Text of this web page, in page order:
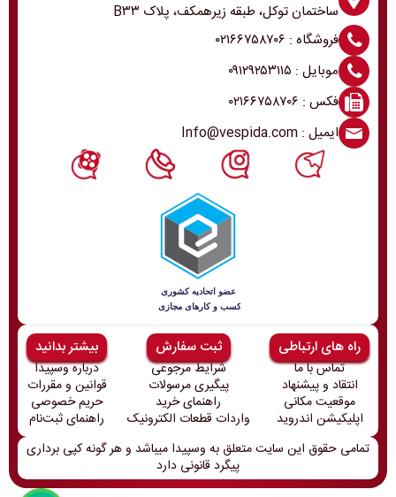
ساختمان توکل، طبقه زیرهمکف، پلاک B۳۳
فروشگاه : ۰۲۱۶۶۷۵۸۷۰۶
موبایل : ۰۹۱۲۹۲۵۳۱۱۵
فکس : ۰۲۱۶۶۷۵۸۷۰۶
ایمیل : Info@vespida.com
راه های ارتباطی
تماس با ما
انتقاد و پیشنهاد
موقعیت مکانی
اپلیکیشن اندروید
ثبت سفارش
شرایط مرجوعی
پیگیری مرسولات
راهنمای خرید
واردات قطعات الکترونیک
بیشتر بدانید
درباره وسپیدا
قوانین و مقررات
حریم خصوصی
راهنمای ثبت‌نام
تمامی حقوق این سایت متعلق به وسپیدا میباشد و هر گونه کپی برداری
پیگرد قانونی دارد